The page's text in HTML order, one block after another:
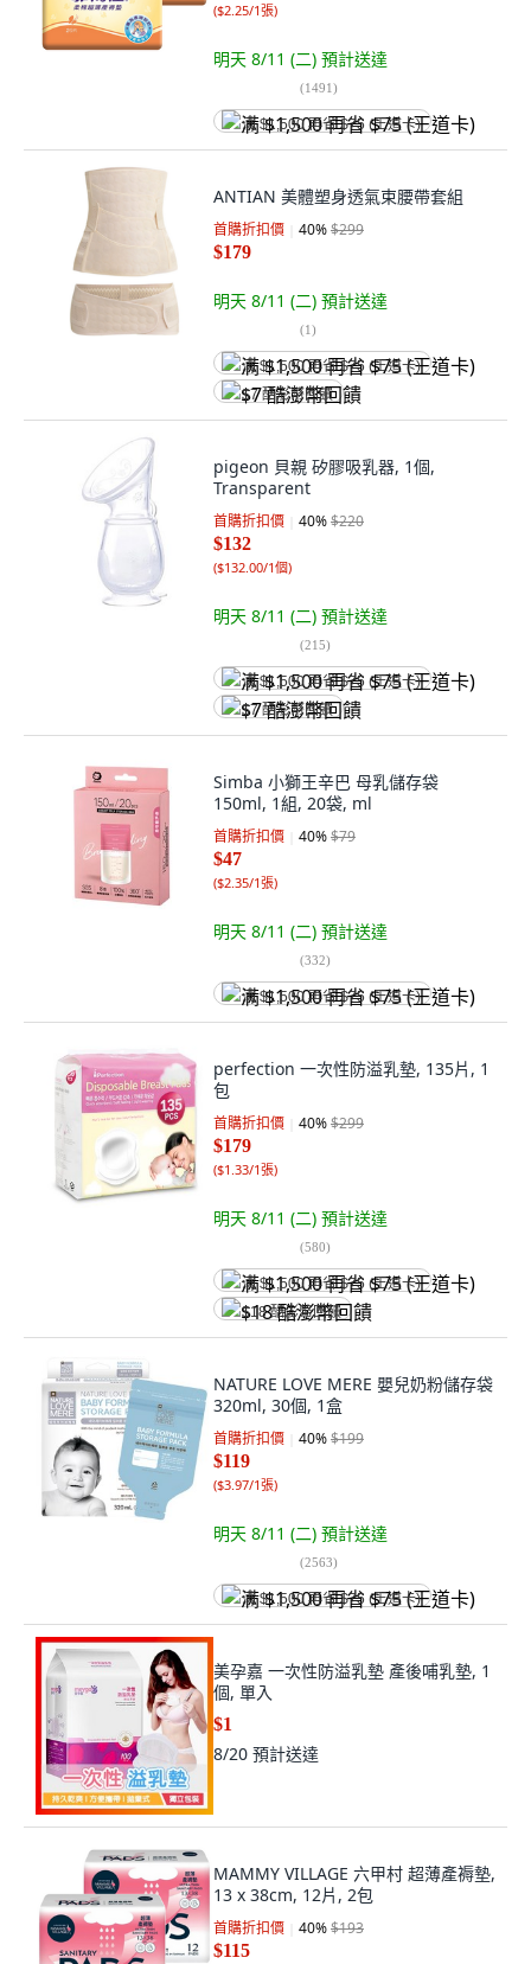
($2.25/1張)
明天 8/11 (二) 預計送達
(1491)
满 $1,500 再省 $75 (王道卡)
ANTIAN 美體塑身透氣束腰帶套組
首購折扣價 40%$299
$179
明天 8/11 (二) 預計送達
(1)
满 $1,500 再省 $75 (王道卡)
$7 酷澎幣回饋
pigeon 貝親 矽膠吸乳器, 1個,
Transparent
首購折扣價 40%$220
$132
($132.00/1個)
明天 8/11 (二) 預計送達
(215)
满 $1,500 再省 $75 (王道卡)
$7 酷澎幣回饋
Simba 小獅王辛巴 母乳儲存袋
150ml, 1組, 20袋, ml
首購折扣價 40%$79
$47
($2.35/1張)
明天 8/11 (二) 預計送達
(332)
满 $1,500 再省 $75 (王道卡)
perfection 一次性防溢乳墊, 135片, 1
包
首購折扣價 40%$299
$179
($1.33/1張)
明天 8/11 (二) 預計送達
(580)
满 $1,500 再省 $75 (王道卡)
$18 酷澎幣回饋
NATURE LOVE MERE 嬰兒奶粉儲存袋
320ml, 30個, 1盒
首購折扣價 40%$199
$119
($3.97/1張)
明天 8/11 (二) 預計送達
(2563)
满 $1,500 再省 $75 (王道卡)
美孕嘉 一次性防溢乳墊 產後哺乳墊, 1
個, 單入
$1
8/20 預計送達
MAMMY VILLAGE 六甲村 超薄產褥墊,
13 x 38cm, 12片, 2包
首購折扣價 40%$193
$115